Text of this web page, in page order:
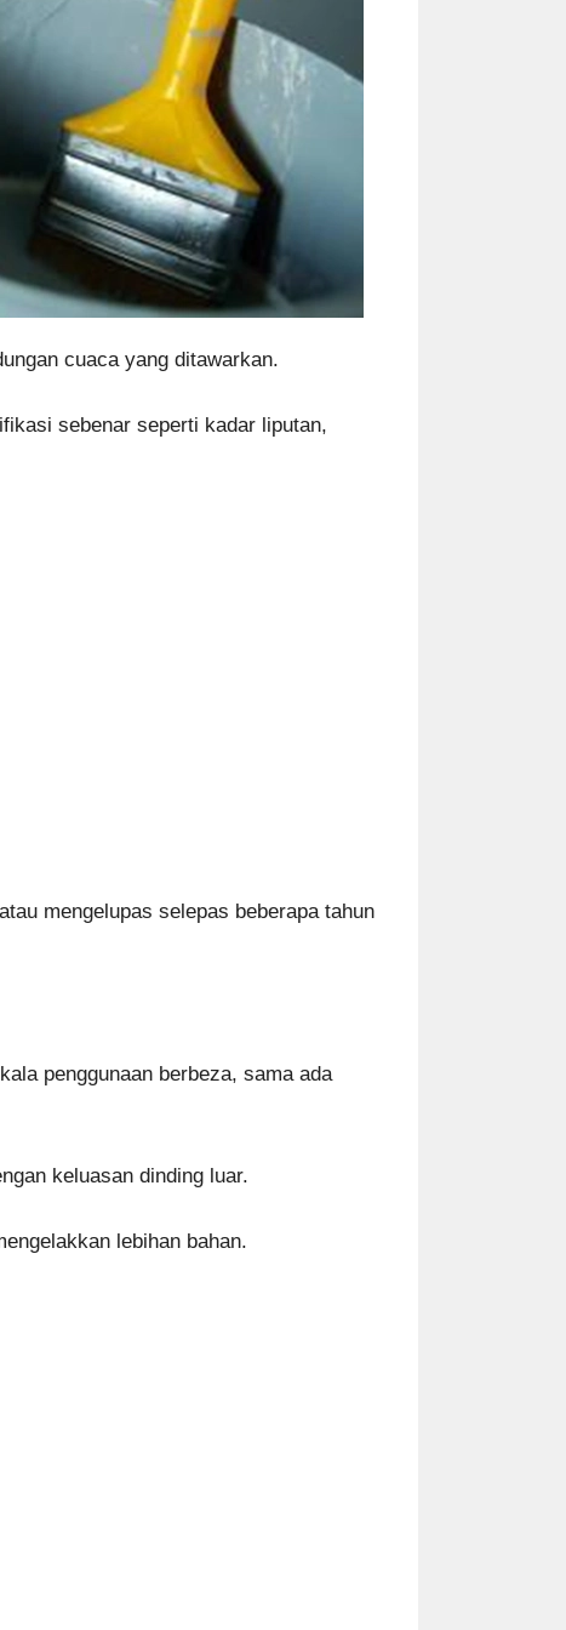
cuaca yang ditawarkan.
sebenar seperti kadar liputan,
mengelupas selepas beberapa tahun
penggunaan berbeza, sama ada
keluasan dinding luar.
lebihan bahan.